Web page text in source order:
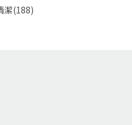
潔(188)